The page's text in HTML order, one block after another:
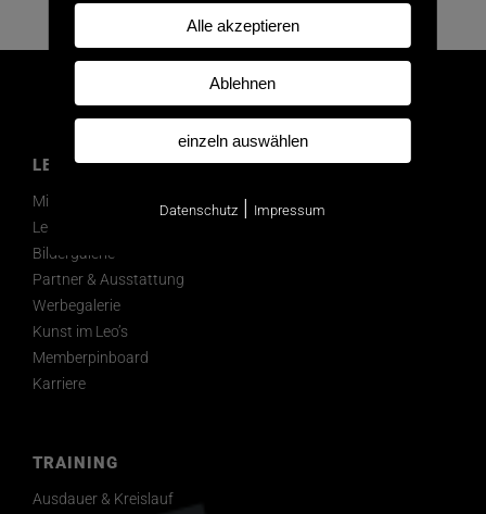
LEO’S
Mitglied werden
Leistungsspektrum
Bildergalerie
Partner & Ausstattung
Werbegalerie
Kunst im Leo’s
Memberpinboard
Karriere
TRAINING
Ausdauer & Kreislauf
Alle akzeptieren
Ablehnen
einzeln auswählen
Datenschutz | Impressum